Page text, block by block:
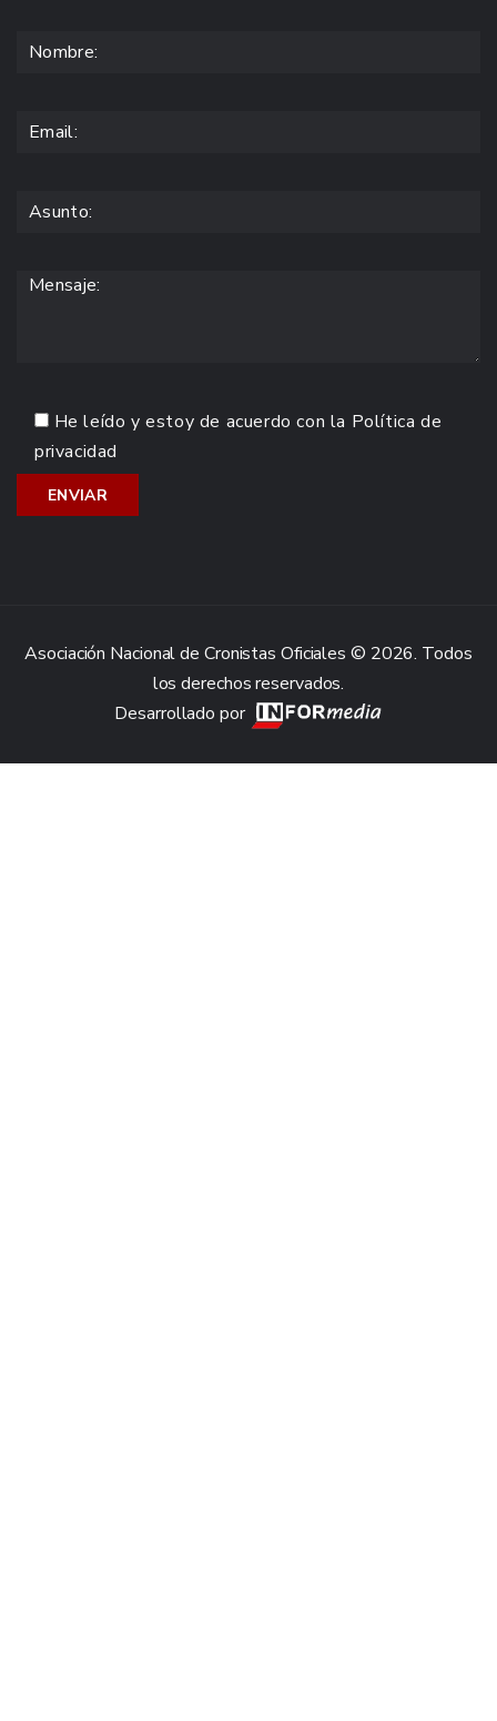
He leído y estoy de acuerdo con la Política de
privacidad
Asociación Nacional de Cronistas Oficiales © 2026. Todos
los derechos reservados.
Desarrollado por